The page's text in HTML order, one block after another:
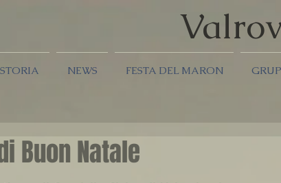
Valrov
STORIA NEWS FESTA DEL MARON
Buon Natale